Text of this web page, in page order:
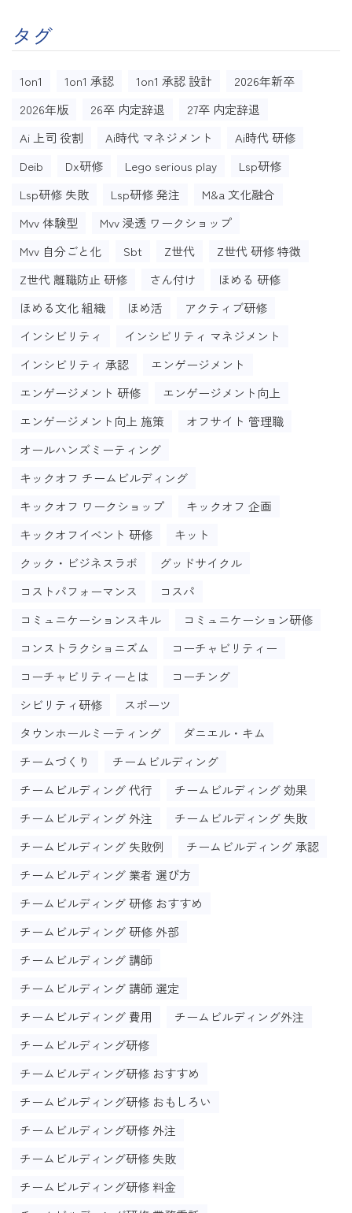
タグ
1on1 1on1 承認 1on1 承認 設計
2026年新卒
2026年版
26卒 内定辞退
27卒 内定辞退
Ai 上司 役割
Ai時代 マネジメント
Ai時代 研修
Deib
Dx研修 Lego serious play
Lsp研修
Lsp研修 失敗
Lsp研修 発注
M&a 文化融合
Mvv 体験型
Mvv 浸透 ワークショップ
Mvv 自分ごと化
Sbt Z世代
Z世代 研修 特徴
Z世代 離職防止 研修
さん付け
ほめる 研修
ほめる文化 組織
ほめ活
アクティブ研修
インシビリティ
インシビリティ マネジメント
インシビリティ 承認
エンゲージメント
エンゲージメント 研修
エンゲージメント向上
エンゲージメント向上 施策
オフサイト 管理職
オールハンズミーティング
キックオフ チームビルディング
キックオフ ワークショップ
キックオフ 企画
キックオフイベント 研修
キット
クック・ビジネスラボ
グッドサイクル
コストパフォーマンス
コスパ
コミュニケーションスキル
コミュニケーション研修
コンストラクショニズム
コーチャビリティー
コーチャビリティーとは
コーチング
シビリティ研修
スポーツ
タウンホールミーティング
ダニエル・キム
チームづくり
チームビルディング
チームビルディング 代行
チームビルディング 効果
チームビルディング 外注
チームビルディング 失敗
チームビルディング 失敗例
チームビルディング 承認
チームビルディング 業者 選び方
チームビルディング 研修 おすすめ
チームビルディング 研修 外部
チームビルディング 講師
チームビルディング 講師 選定
チームビルディング 費用
チームビルディング外注
チームビルディング研修
チームビルディング研修 おすすめ
チームビルディング研修 おもしろい
チームビルディング研修 外注
チームビルディング研修 失敗
チームビルディング研修 料金